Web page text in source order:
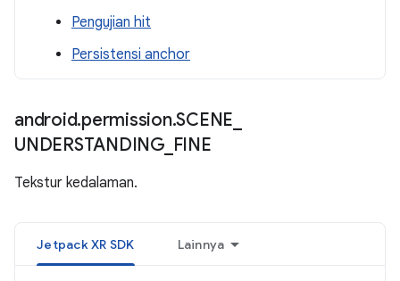
Pengujian hit
Persistensi anchor
android.permission.SCENE
UNDERSTANDING_ FINE
Tekstur kedalaman.
Jetpack XR SDK Lainnya